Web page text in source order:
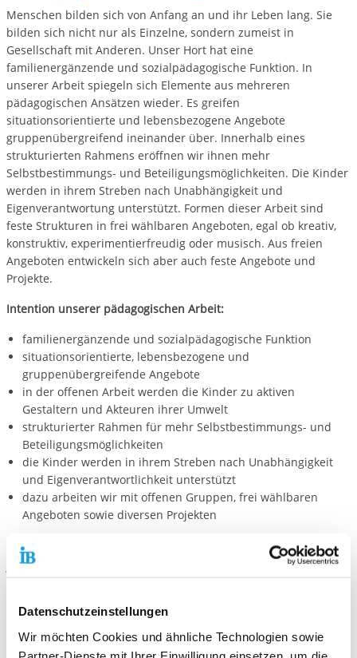
Datenschutzeinstellungen
Wir möchten Cookies und ähnliche Technologien sowie
Menschen bilden sich von Anfang an und ihr Leben lang. Sie
bilden sich nicht nur als Einzelne, sondern zumeist in
Gesellschaft mit Anderen. Unser Hort hat eine
familienergänzende und sozialpädagogische Funktion. In
unserer Arbeit spiegeln sich Elemente aus mehreren
pädagogischen Ansätzen wieder. Es greifen
situationsorientierte und lebensbezogene Angebote
gruppenübergreifend ineinander über. Innerhalb eines
strukturierten Rahmens eröffnen wir ihnen mehr
Selbstbestimmungs- und Beteiligungsmöglichkeiten. Die Kinder
werden in ihrem Streben nach Unabhängigkeit und
Eigenverantwortung unterstützt. Formen dieser Arbeit sind
feste Strukturen in frei wählbaren Angeboten, egal ob kreativ,
konstruktiv, experimentierfreudig oder musisch. Aus freien
Angeboten entwickeln sich aber auch feste Angebote und
Projekte.
Intention unserer pädagogischen Arbeit:
familienergänzende und sozialpädagogische Funktion
situationsorientierte, lebensbezogene und
gruppenübergreifende Angebote
in der offenen Arbeit werden die Kinder zu aktiven
Gestaltern und Akteuren ihrer Umwelt
strukturierter Rahmen für mehr Selbstbestimmungs- und
Beteiligungsmöglichkeiten
die Kinder werden in ihrem Streben nach Unabhängigkeit
und Eigenverantwortlichkeit unterstützt
dazu arbeiten wir mit offenen Gruppen, frei wählbaren
Angeboten sowie diversen Projekten
Wichtige Informationen
Betreuungsalter: 6 bis 14 Jahre
Öffnungszeiten: Montag - Freitag